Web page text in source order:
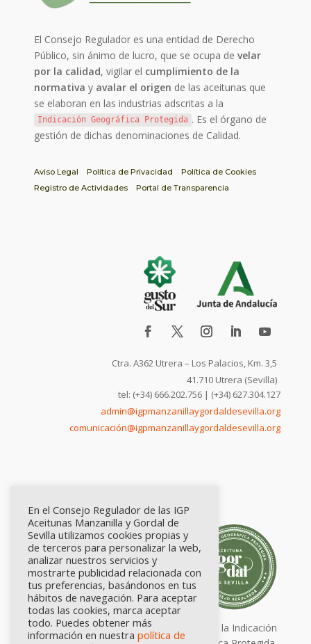
El Consejo Regulador es una entidad de Derecho
Público, sin ánimo de lucro, que se ocupa develar
por la calidad, vigilar el cumplimiento de la
normativa y avalar el origen de las aceitunas que
se elaboran en las industrias adscritas a la
Indicación Geográfica Protegida . Es el órgano de
gestión de dichas denominaciones de Calidad.
Aviso Legal Política de Privacidad
Política de Cookies
Registro de Actividades
Portal de Transparencia
Ctra. A362 Utrera – Los Palacios, Km. 3,5
41.710 Utrera (Sevilla)
tel: (+34) 666.202.756 | (+34) 627.304.127
admin@igpmanzanillaygordaldesevilla.org
comunicación@igpmanzanillaygordaldesevilla.org
Calidad certificada por Origen. Sellos de la Indicación
En el Consejo Regulador de las IGP
Aceitunas Manzanilla y Gordal de
Sevilla utilizamos cookies propias y
de terceros para personalizar la web,
analizar nuestros servicios y
mostrarte publicidad relacionada con
tus preferencias, basándonos en tus
hábitos de navegación. Para aceptar
todas las cookies, marca aceptar
todo. Puedes obtener más
información en nuestra política de